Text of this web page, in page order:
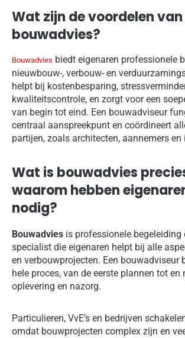
Wat zijn de voordelen van
bouwadvies?
Bouwadvies biedt eigenaren professionele
nieuwbouw-, verbouw- en
helpt bij kostenbesparing,
kwaliteitscontrole, en zorgt voor een
van begin tot eind. Een bouwadviseur
centraal aanspreekpunt en coördineert
partijen, zoals architecten, aannemers en
Wat is bouwadvies
waarom hebben
nodig?
Bouwadvies is professionele begeleiding
specialist die eigenaren helpt bij alle
en verbouwprojecten. Een bouwadviseur
hele proces, van de eerste plannen tot en
oplevering en nazorg.
Particulieren, VvE’s en bedrijven
omdat bouwprojecten complex zijn en